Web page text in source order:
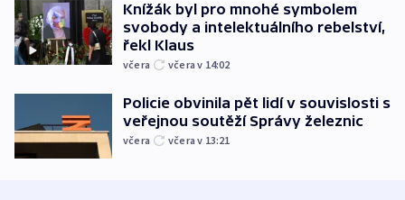
Knížák byl pro mnohé symbolem
svobody a intelektuálního rebelství,
řekl Klaus
včera včera v 14:02
Policie obvinila pět lidí v souvislosti s
veřejnou soutěží Správy železnic
včera včera v 13:21